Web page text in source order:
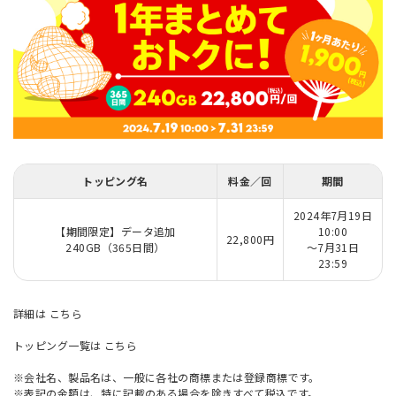
トッピング名 料金／回 期間
【期間限定】データ追加
240GB（365日間）
22,800円
2024年7月19日
10:00
～7月31日
23:59
詳細は こちら
トッピング一覧は こちら
※会社名、製品名は、一般に各社の商標または登録商標です。